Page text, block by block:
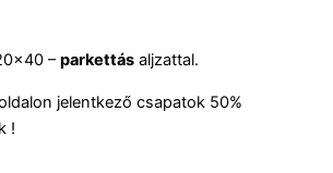
–parkettás aljzattal.
jelentkező csapatok 50%
!